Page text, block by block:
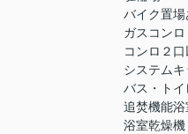
バイク置場
ガスコンロ
コンロ２口
システムキ
バス・トイ
追焚機能浴
浴室乾燥機